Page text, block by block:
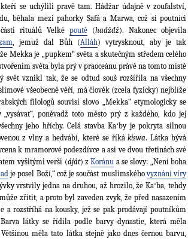
se uchýlili pravě tam. Hádžar údajně v zoufalství,
běhala mezi pahorky Safá a Marwa, což si poutníci
rituálů Velké poutě (hadždž). Nakonec objevila
, jemuž dal Bůh (Alláh) vytrysknout, aby je tak
Mekka je „pupkem“ světa a skutečným středem celého
světa byla prý v praoceánu právě na tomto místě
svět vznikl tak, že se odtud souš rozšířila na všechny
všeobecně věří, má člověk (zcela fyzicky) nejblíže
filologů souvisí slovo „Mekka“ etymologicky se
„vysávat“, poněvadž toto město prý z každého, kdo jej
jeho hříchy. Celá stavba Kaʻby je pokryta silnou
z vlny a hedvábí, které se říkákiswa. Látka bývá
k mramorové podezdívce a asi ve dvou třetinách své
vyšitými verši (áját) zKoránu a se slovy: „Není boha
je posel Boží,“ což je součást muslimskéhovyznání víry
vrstvily jedna na druhou, až hrozilo, že Kaʻba, tehdy
zřítit, a proto byl zaveden zvyk, že před nasazením
a rozstříhá na kousky, jež se pak prodávají poutníkům
látky se řídila podle barvy dynastie, která měla
měla tato látka stejně jako dnes černou barvu,